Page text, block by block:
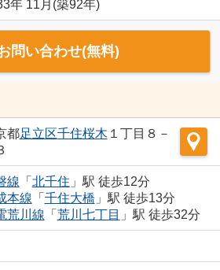
年 11月(築92年)
問い合わせ(無料)
都足立区千住桜木 １丁目８－
線 「 北千住 」駅 徒歩12分
本線 「 千住大橋 」駅 徒歩13分
荒川線 「 荒川七丁目 」駅 徒歩32分